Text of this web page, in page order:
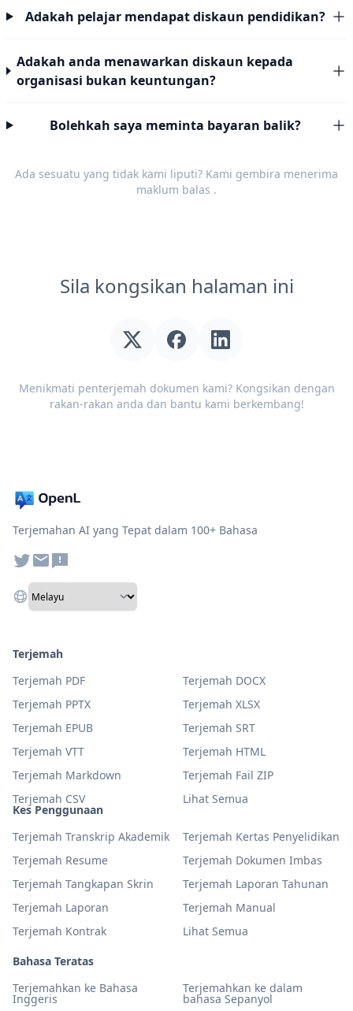
Adakah pelajar mendapat diskaun pendidikan?
Adakah anda menawarkan diskaun kepada
organisasi bukan keuntungan?
Bolehkah saya meminta bayaran balik?
Ada sesuatu yang tidak kami liputi? Kami gembira menerima
maklum balas .
Sila kongsikan halaman ini
Menikmati penterjemah dokumen kami? Kongsikan dengan
rakan-rakan anda dan bantu kami berkembang!
Terjemahan AI yang Tepat dalam 100+ Bahasa
Kes Penggunaan
Terjemah Transkrip Akademik
Terjemah Kertas Penyelidikan
Terjemah Resume
Terjemah Dokumen Imbas
Terjemah Tangkapan Skrin
Terjemah Laporan Tahunan
Terjemah Laporan
Terjemah Manual
Terjemah Kontrak
Lihat Semua
Bahasa Teratas
Terjemahkan ke Bahasa
Inggeris
Terjemahkan ke dalam
bahasa Sepanyol
Terjemah
Terjemah PDF
Terjemah DOCX
Terjemah PPTX
Terjemah XLSX
Terjemah EPUB
Terjemah SRT
Terjemah VTT
Terjemah HTML
Terjemah Markdown
Terjemah Fail ZIP
Terjemah CSV
Lihat Semua